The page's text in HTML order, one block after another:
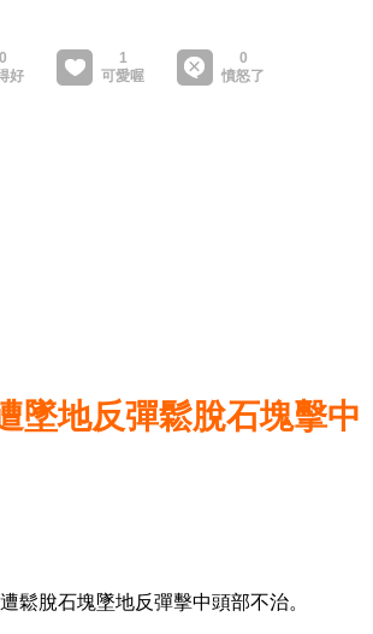
墜地反彈鬆脫石塊擊中
鬆脫石塊墜地反彈擊中頭部不治。